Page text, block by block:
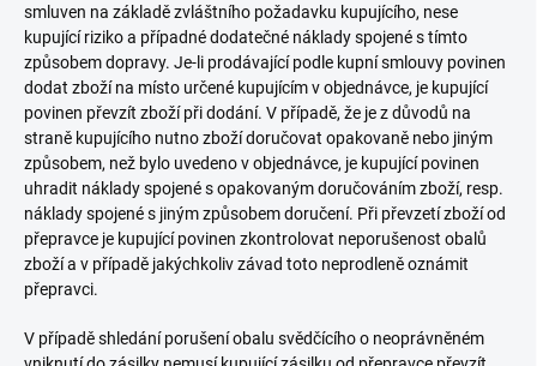
smluven na základě zvláštního požadavku kupujícího, nese
kupující riziko a případné dodatečné náklady spojené s tímto
způsobem dopravy. Je-li prodávající podle kupní smlouvy povinen
dodat zboží na místo určené kupujícím v objednávce, je kupující
povinen převzít zboží při dodání. V případě, že je z důvodů na
straně kupujícího nutno zboží doručovat opakovaně nebo jiným
způsobem, než bylo uvedeno v objednávce, je kupující povinen
uhradit náklady spojené s opakovaným doručováním zboží, resp.
náklady spojené s jiným způsobem doručení. Při převzetí zboží od
přepravce je kupující povinen zkontrolovat neporušenost obalů
zboží a v případě jakýchkoliv závad toto neprodleně oznámit
přepravci.
V případě shledání porušení obalu svědčícího o neoprávněném